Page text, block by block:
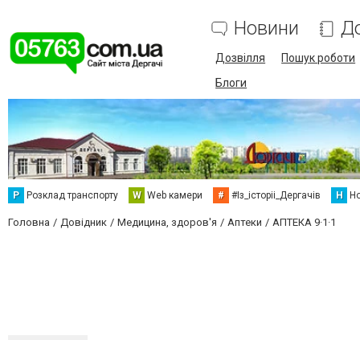
Новини
Дозвілля
Пошук роботи
Блоги
Р Розклад транспорту W Web камери # #Із_історіі_Дергачів Н
Головна Довідник Медицина, здоров'я Аптеки АПТЕКА 9·1·1